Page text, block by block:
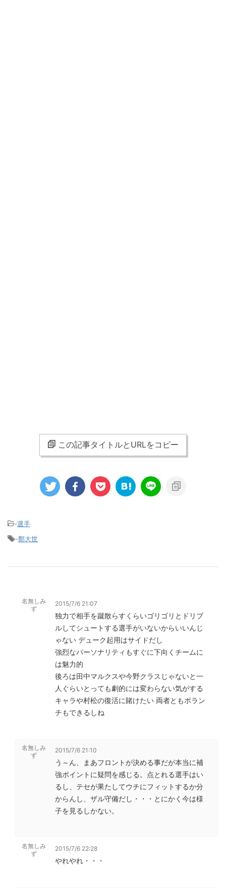
この記事タイトルとURLをコピー
-選手
-鄭大世
名無しみ
ず
2015/7/6 21:07
独力で相手を蹴散らすくらいゴリゴリとドリブ
ルしてシュートする選手がいないからいいんじ
ゃない デューク起用はサイドだし
強烈なパーソナリティもすぐに下向くチームに
は魅力的
後ろは田中マルクスや今野クラスじゃないと一
人ぐらいとっても劇的には変わらない気がする
キャラや村松の復活に賭けたい 両者ともボラン
チもできるしね
名無しみ
ず
2015/7/6 21:10
う～ん、まあフロントが決める事だが本当に補
強ポイントに疑問を感じる。点とれる選手はい
るし、テセが果たしてウチにフィットするか分
からんし、ザル守備だし・・・とにかく今は様
子を見るしかない。
名無しみ
ず
2015/7/6 22:28
やれやれ・・・